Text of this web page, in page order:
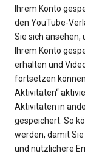
Ihrem Konto
den YouTube-
Sie sich ansehen,
Ihrem Konto
erhalten und
fortsetzen
Aktivitäten“
Aktivitäten in
gespeichert. So
werden, damit
und nützlichere